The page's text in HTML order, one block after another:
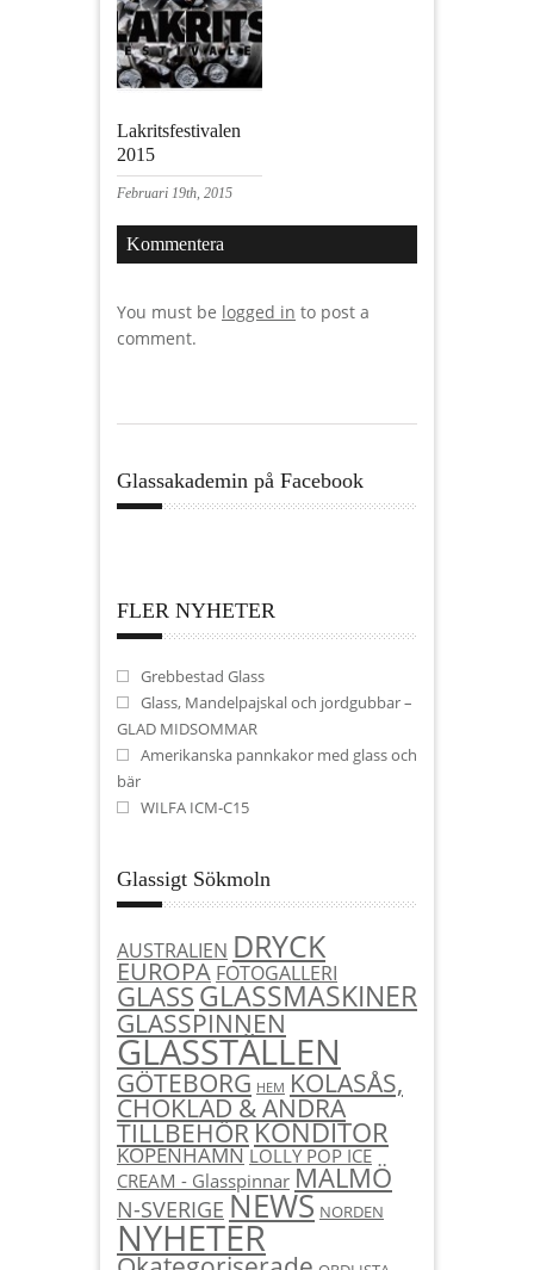
Lakritsfestivalen
2015
Februari 19th, 2015
Kommentera
You must be logged in to post a
comment.
Glassakademin på Facebook
FLER NYHETER
Grebbestad Glass
Glass, Mandelpajskal och jordgubbar –
GLAD MIDSOMMAR
Amerikanska pannkakor med glass och
bär
WILFA ICM-C15
Glassigt Sökmoln
AUSTRALIEN DRYCK
EUROPA FOTOGALLERI
GLASSGLASSMASKINER
GLASSPINNEN
GLASSTÄLLEN
GÖTEBORG HEM KOLASÅS,
CHOKLAD & ANDRA
TILLBEHÖRKONDITOR
KÖPENHAMN LOLLY POP ICE
CREAM - Glasspinnar MALMÖ
N-SVERIGE NEWS NORDEN
NYHETER